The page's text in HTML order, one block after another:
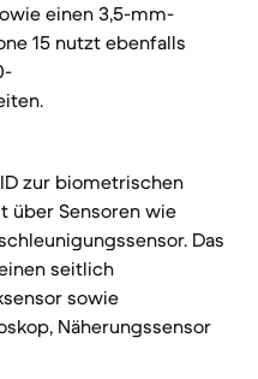
einen 3,5-mm-
15 nutzt ebenfalls
zur biometrischen
über Sensoren wie
Das
seitlich
sowie
Näherungssensor